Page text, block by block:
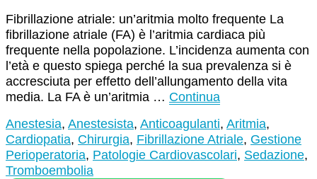
Fibrillazione atriale: un’aritmia molto frequente La
fibrillazione atriale (FA) è l’aritmia cardiaca più
frequente nella popolazione. L’incidenza aumenta con
l’età e questo spiega perché la sua prevalenza si è
accresciuta per effetto dell’allungamento della vita
media. La FA è un’aritmia … Continua
Anestesia, Anestesista, Anticoagulanti, Aritmia,
Cardiopatia, Chirurgia, Fibrillazione Atriale, Gestione
Perioperatoria, Patologie Cardiovascolari, Sedazione,
Tromboembolia